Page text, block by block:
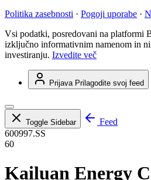
Politika zasebnosti · Pogoji uporabe ·
Vsi podatki, posredovani na platformi
izključno informativnim namenom in
investiranju. Izvedite več
Prijava Prilagodite svoj feed
Toggle Sidebar
Feed
600997.SS
60
Kailuan Energy